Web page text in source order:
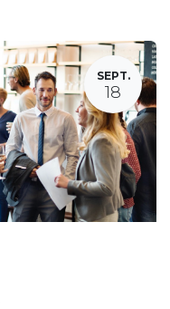
SEPT.
18